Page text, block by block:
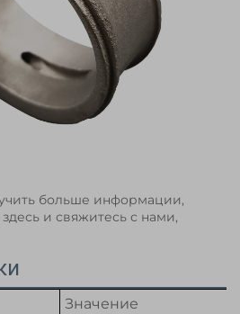
больше информации,
и свяжитесь с нами,
Значение